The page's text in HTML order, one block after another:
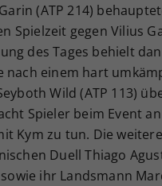
(ATP 214)
Spielzeit gegen Vilius
des Tages behielt
einem hart
Wild (ATP 113)
Spieler beim Event
Kym zu tun. Die
Duell Thiago
ihr Landsmann